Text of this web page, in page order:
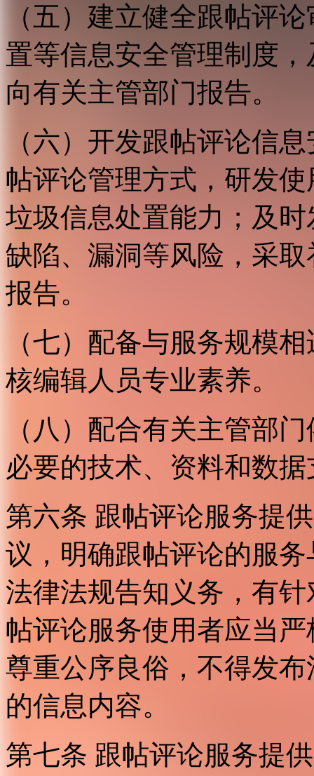
（五）建立健全跟帖评
置等信息安全管理制度
向有关主管部门报告。
（六）开发跟帖评论信
帖评论管理方式，研发
垃圾信息处置能力；及
缺陷、漏洞等风险，采
报告。
（七）配备与服务规模
核编辑人员专业素养。
（八）配合有关主管部
必要的技术、资料和数
第六条 跟帖评论服务提
议，明确跟帖评论的服
法律法规告知义务，有
帖评论服务使用者应当
尊重公序良俗，不得发
的信息内容。
第七条 跟帖评论服务提